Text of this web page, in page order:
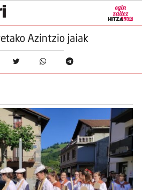
Azintzio jaiak